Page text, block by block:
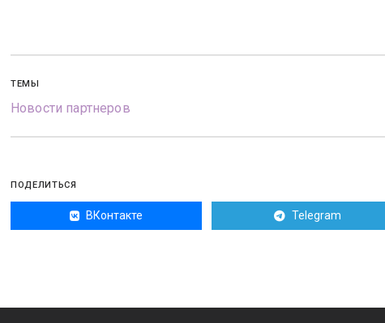
ТЕМЫ
Новости партнеров
ПОДЕЛИТЬСЯ
ВКонтакте Telegram